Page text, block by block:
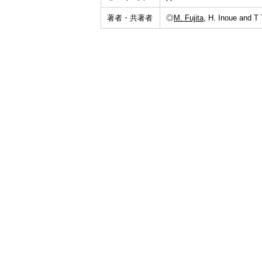
著者・共著者 ◎M. Fujita, H. Inoue and T